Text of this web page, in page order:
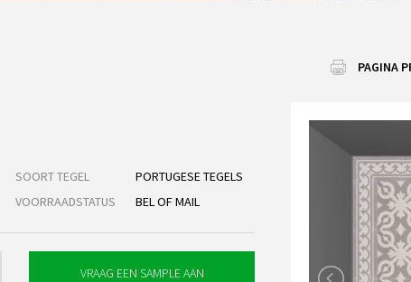
PAGINA
SOORT TEGEL
PORTUGESE TEGELS
VOORRAADSTATUS BEL OF MAIL